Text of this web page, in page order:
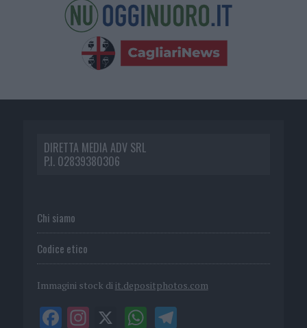
DIRETTA MEDIA ADV SRL
P.I. 02839380306
Chi siamo
Codice etico
Immagini stock di it.depositphotos.com